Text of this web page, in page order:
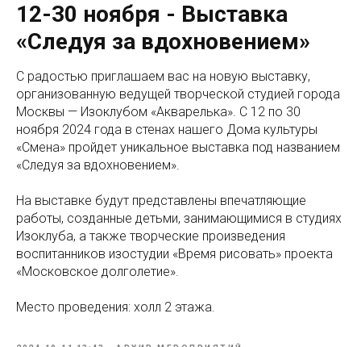
12-30 ноября - Выставка
«Следуя за вдохновением»
С радостью приглашаем вас на новую выставку,
организованную ведущей творческой студией города
Москвы — Изоклубом «Акварелька». С 12 по 30
ноября 2024 года в стенах нашего Дома культуры
«Смена» пройдет уникальное выставка под названием
«Следуя за вдохновением».
На выставке будут представлены впечатляющие
работы, созданные детьми, занимающимися в студиях
Изоклуба, а также творческие произведения
воспитанников изостудии «Время рисовать» проекта
«Московское долголетие».
Место проведения: холл 2 этажа.